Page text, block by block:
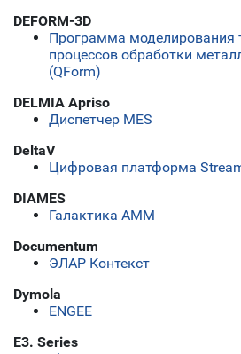
DEFORM-3D
Программа моделирования
процессов обработки
(QForm)
DELMIA Apriso
Диспетчер MES
DeltaV
Цифровая платформа
DIAMES
Галактика АММ
Documentum
ЭЛАР Контекст
Dymola
ENGEE
E3. Series